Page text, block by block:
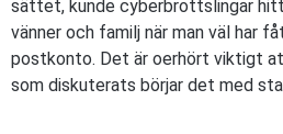
sättet, kunde cyberbrottslingar
vänner och familj när man väl har
postkonto. Det är oerhört viktigt
som diskuterats börjar det med